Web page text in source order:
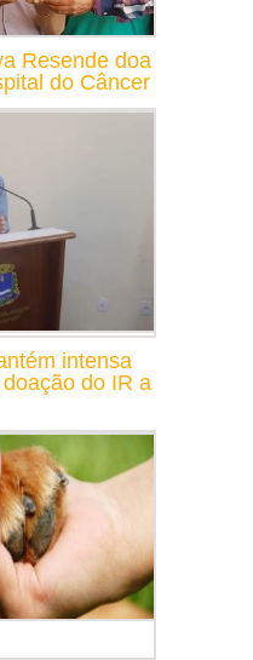
Resende doa
do Câncer
intensa
do IR a